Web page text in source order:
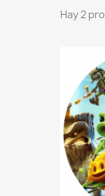
Hay 2